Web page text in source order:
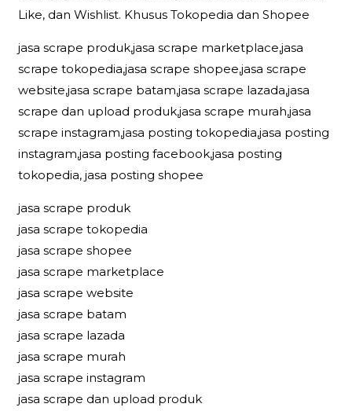
Like, dan Wishlist. Khusus Tokopedia dan Shopee
jasa scrape produk,jasa scrape marketplace,jasa
scrape tokopedia,jasa scrape shopee,jasa scrape
website,jasa scrape batam,jasa scrape lazada,jasa
scrape dan upload produk,jasa scrape murah,jasa
scrape instagram,jasa posting tokopedia,jasa posting
instagram,jasa posting facebook,jasa posting
tokopedia, jasa posting shopee
jasa scrape produk
jasa scrape tokopedia
jasa scrape shopee
jasa scrape marketplace
jasa scrape website
jasa scrape batam
jasa scrape lazada
jasa scrape murah
jasa scrape instagram
jasa scrape dan upload produk